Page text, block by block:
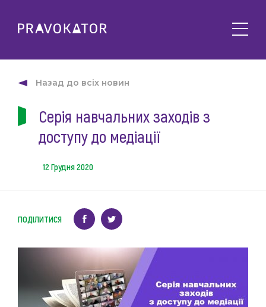
Про клуб
PRAVOKATOR.Київ
PRAVOKATOR.Одеса
Напрямки діяльності
Заходи
Майбутні
Новини
Корисне
Фотогалерея
Контакти
Назад до всіх новин
Серія навчальних заходів з
доступу до медіації
12 Грудня 2020
ПОДІЛИТИСЯ